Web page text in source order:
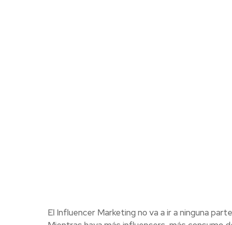
El Influencer Marketing no va a ir a ninguna